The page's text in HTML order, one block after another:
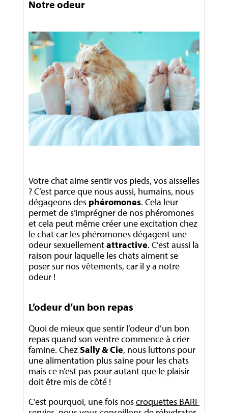
Notre odeur
Votre chat aime sentir vos pieds, vos aisselles
? C’est parce que nous aussi, humains, nous
dégageons des phéromones. Cela leur
permet de s’imprégner de nos phéromones
et cela peut même créer une excitation chez
le chat car les phéromones dégagent une
odeur sexuellementattractive. C’est aussi la
raison pour laquelle les chats aiment se
poser sur nos vêtements, car il y a notre
odeur !
L’odeur d’un bon repas
Quoi de mieux que sentir l’odeur d’un bon
repas quand son ventre commence à crier
famine. ChezSally & Cie, nous luttons pour
une alimentation plus saine pour les chats
mais ce n’est pas pour autant que le plaisir
doit être mis de côté !
C’est pourquoi, une fois noscroquettes BARF